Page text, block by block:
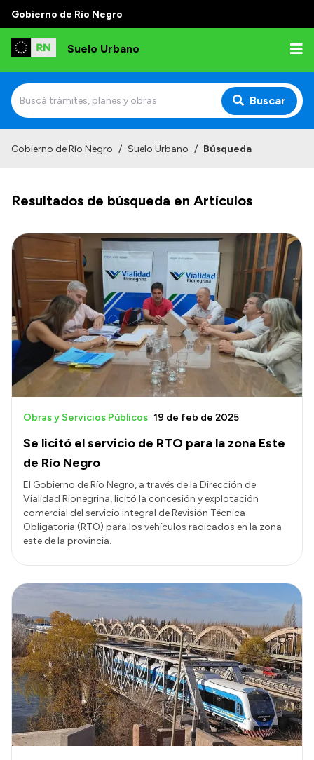
Gobierno de Río Negro
Suelo Urbano
Buscar
Gobierno de Río Negro / Suelo Urbano / Búsqueda
Resultados de búsqueda en Artículos
Se licitó el servicio de RTO para la zona Este
de Río Negro
Obras y Servicios Públicos 19 de feb de 2025
El Gobierno de Río Negro, a través de la Dirección de
Vialidad Rionegrina, licitó la concesión y explotación
comercial del servicio integral de Revisión Técnica
Obligatoria (RTO) para los vehículos radicados en la zona
este de la provincia.